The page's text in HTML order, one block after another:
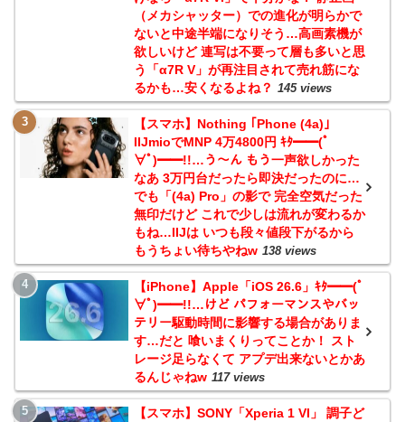
（メカシャッター）での進化が明らかで
ないと中途半端になりそう…高画素機が
欲しいけど 連写は不要って層も多いと思
う「α7R V」が再注目されて売れ筋にな
るかも…安くなるよね？ 145 views
【スマホ】Nothing ｢Phone (4a)｣
IIJmioでMNP 4万4800円 ｷﾀ━━(ﾟ
∀ﾟ)━━!!…う～ん もう一声欲しかった
なあ 3万円台だったら即決だったのに…
でも「(4a) Pro」の影で 完全空気だった
無印だけど これで少しは流れが変わるか
もね…IIJは いつも段々値段下がるから
もうちょい待ちやねw 138 views
【iPhone】Apple「iOS 26.6」ｷﾀ━━(ﾟ
∀ﾟ)━━!!…けど パフォーマンスやバッ
テリー駆動時間に影響する場合がありま
す…だと 喰いまくりってことか！ スト
レージ足らなくて アプデ出来ないとかあ
るんじゃねw 117 views
【スマホ】SONY「Xperia 1 VI」 調子ど